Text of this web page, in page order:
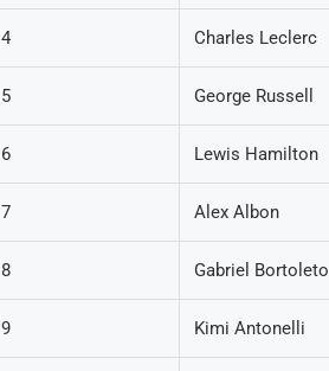
4 Charles Leclerc
5 George Russell
6 Lewis Hamilton
7 Alex Albon
8 Gabriel Bortoleto
9 Kimi Antonelli